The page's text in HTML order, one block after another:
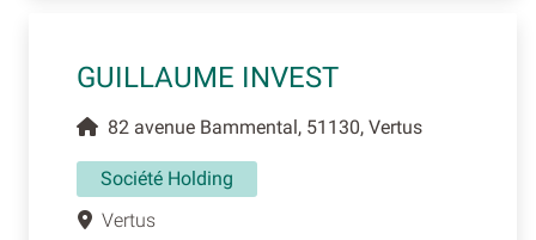
GUILLAUME INVEST
82 avenue Bammental, 51130, Vertus
Société Holding
Vertus